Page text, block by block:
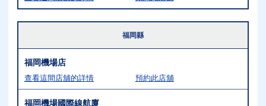
福岡縣
福岡機場店
查看這間店舖的詳情 預約此店舖
福岡機場國際線航廈